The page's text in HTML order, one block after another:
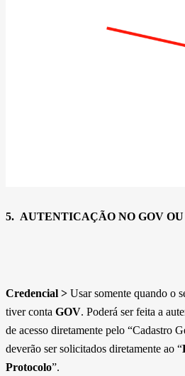
5. AUTENTICAÇÃO NO GOV
Credencial > Usar somente quando o
tiver conta GOV. Poderá ser feita a
de acesso diretamente pelo “Cadastro
deverão ser solicitados diretamente ao “
Protocolo”.